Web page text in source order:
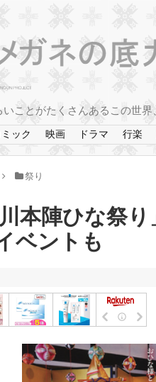
ことがたくさんあるこの世
ミック 映画 ドラマ 行楽
祭り
本陣ひな祭
ベントも